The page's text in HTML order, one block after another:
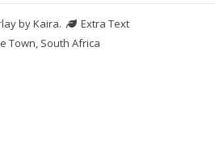
byKaira.
Extra Text
Town, South Africa